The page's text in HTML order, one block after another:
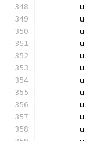
        u
        u
        u
        u
        u
        u
        u
        u
        u
        u
        u